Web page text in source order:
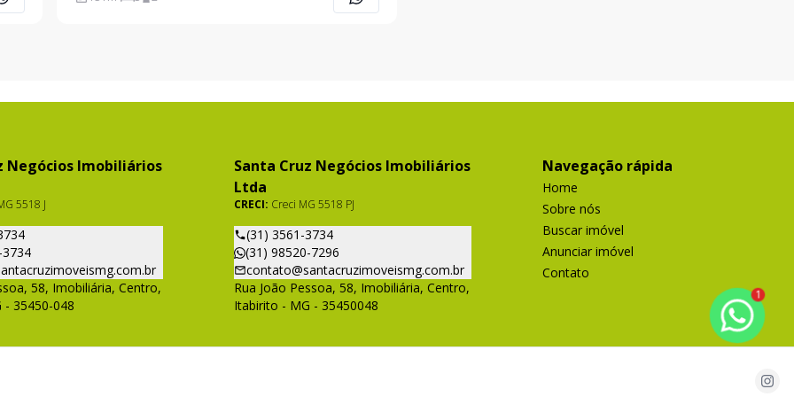
Negócios Imobiliários
5518 J
58, Imobiliária, Centro,
35450-048
Santa Cruz Negócios Imobiliários
Ltda
CRECI: Creci MG 5518 PJ
(31) 3561-3734
(31) 98520-7296
contato@santacruzimoveismg.com.br
Rua João Pessoa, 58, Imobiliária, Centro,
Itabirito - MG - 35450048
Navegação rápida
Home
Sobre nós
Buscar imóvel
Anunciar imóvel
Contato
1